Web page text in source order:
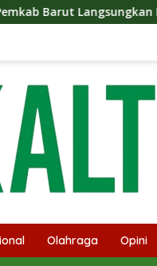
Kunjungan Kaji
Olahraga Opini